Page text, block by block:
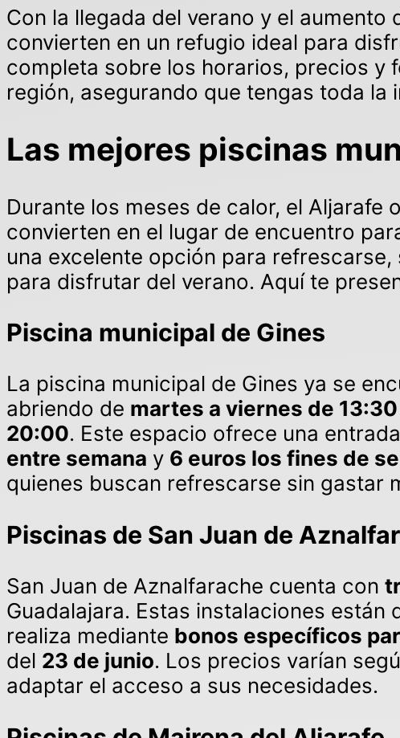
Con la llegada del verano y el aumento
convierten en un refugio ideal para
completa sobre los horarios, precios y
región, asegurando que tengas toda
Las mejores piscinas
Durante los meses de calor, el Aljarafe
convierten en el lugar de encuentro
una excelente opción para
para disfrutar del verano. Aquí te
Piscina municipal de Gines
La piscina municipal de Gines ya se
abriendo de martes a viernes de
20:00. Este espacio ofrece una
entre semana y 6 euros los fines de
quienes buscan refrescarse sin gastar
Piscinas de San Juan de
San Juan de Aznalfarache cuenta con
Guadalajara. Estas instalaciones
realiza mediante bonos específicos
del 23 de junio. Los precios varían
adaptar el acceso a sus necesidades.